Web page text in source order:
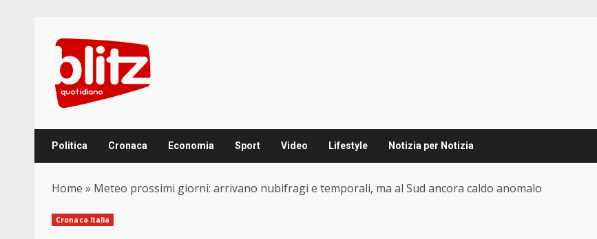
content
Politica Cronaca Economia Sport Video Lifestyle Notizia per Notizia
Home » Meteo prossimi giorni: arrivano nubifragi e temporali, ma al Sud ancora caldo anomalo
Cronaca Italia